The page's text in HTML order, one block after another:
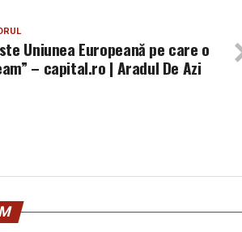
Uniunea Europeană pe care o
– capital.ro | Aradul De Azi